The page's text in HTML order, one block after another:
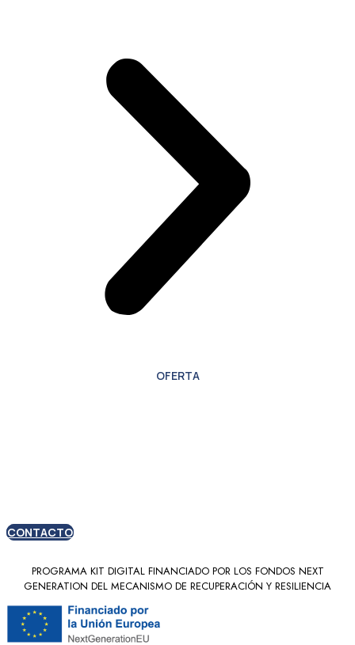
OFERTA
CONTACTO
PROGRAMA KIT DIGITAL FINANCIADO POR LOS FONDOS NEXT
GENERATION DEL MECANISMO DE RECUPERACIÓN Y RESILIENCIA